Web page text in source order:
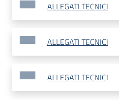
ALLEGATI TECNICI
ALLEGATI TECNICI
ALLEGATI TECNICI